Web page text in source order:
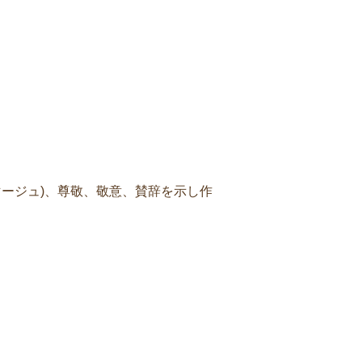
ジュ)、尊敬、敬意、賛辞を示し作